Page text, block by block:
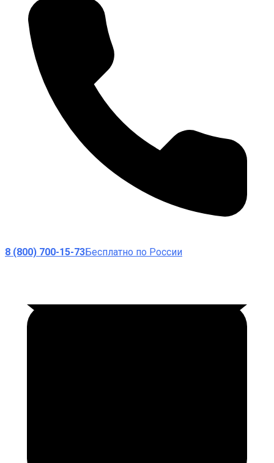
8 (800) 700-15-73Бесплатно по России